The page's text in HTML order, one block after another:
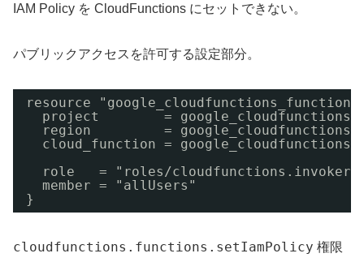
IAM Policy を CloudFunctions にセットできない。
パブリックアクセスを許可する設定部分。
resource
project        =
region         =
cloud_function =
role   = "roles/cloudfunctions.invoker"
member = "allUsers"
}
cloudfunctions.functions.setIamPolicy 権限